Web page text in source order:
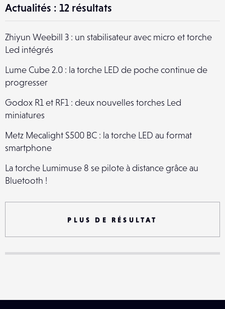
Actualités : 12 résultats
Zhiyun Weebill 3 : un stabilisateur avec micro et torche
Led intégrés
Lume Cube 2.0 : la torche LED de poche continue de
progresser
Godox R1 et RF1 : deux nouvelles torches Led
miniatures
Metz Mecalight S500 BC : la torche LED au format
smartphone
La torche Lumimuse 8 se pilote à distance grâce au
Bluetooth !
Mecalight L1000 BC, une nouvelle torche LED Metz
SWPA 2026 / Open : les lauréats
PLUS DE RÉSULTAT